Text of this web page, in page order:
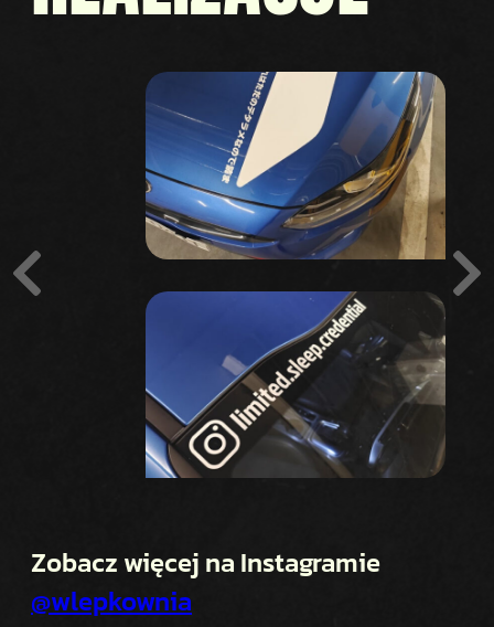
Zobacz więcej na Instagramie
@wlepkownia